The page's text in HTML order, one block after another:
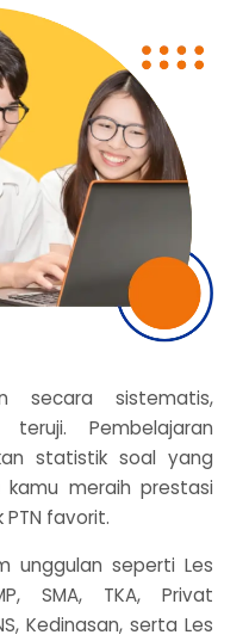
secara sistematis,
Pembelajaran
statistik soal yang
meraih prestasi
favorit.
unggulan seperti Les
SMA, TKA, Privat
Kedinasan, serta Les